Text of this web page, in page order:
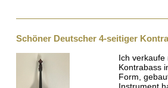
Schöner Deutscher 4-seitiger
Ich verkaufe
Kontrabass
Form,